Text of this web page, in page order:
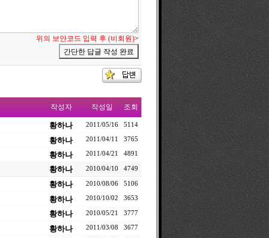
위의 보안코드 입력 후 (비회원)>
작성자 작성일 조회
황하나 2011/05/16 5114
황하나 2011/04/11 3765
황하나 2011/04/21 4891
황하나 2010/04/10 4749
황하나 2010/08/06 5106
황하나 2010/10/02 3653
황하나 2010/05/21 3777
황하나 2011/03/08 3677